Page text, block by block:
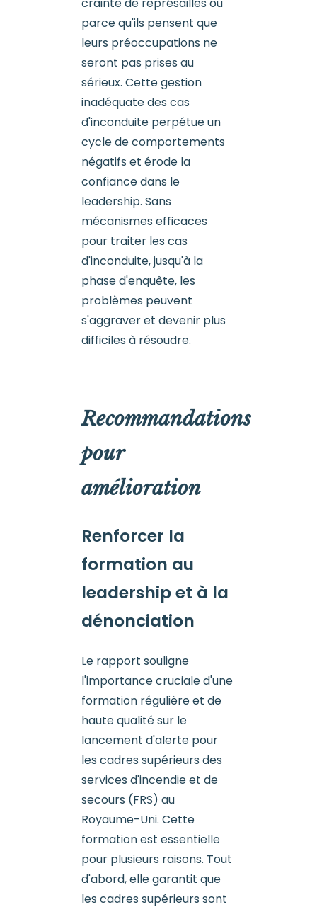
crainte de représailles ou
parce qu'ils pensent que
leurs préoccupations ne
seront pas prises au
sérieux. Cette gestion
inadéquate des cas
d'inconduite perpétue un
cycle de comportements
négatifs et érode la
confiance dans le
leadership. Sans
mécanismes efficaces
pour traiter les cas
d'inconduite, jusqu'à la
phase d'enquête, les
problèmes peuvent
s'aggraver et devenir plus
difficiles à résoudre.
Recommandations
pour
amélioration
Renforcer la
formation au
leadership et à la
dénonciation
Le rapport souligne
l'importance cruciale d'une
formation régulière et de
haute qualité sur le
lancement d'alerte pour
les cadres supérieurs des
services d'incendie et de
secours (FRS) au
Royaume-Uni. Cette
formation est essentielle
pour plusieurs raisons. Tout
d'abord, elle garantit que
les cadres supérieurs sont